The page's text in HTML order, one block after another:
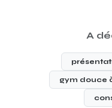
A
gym douce